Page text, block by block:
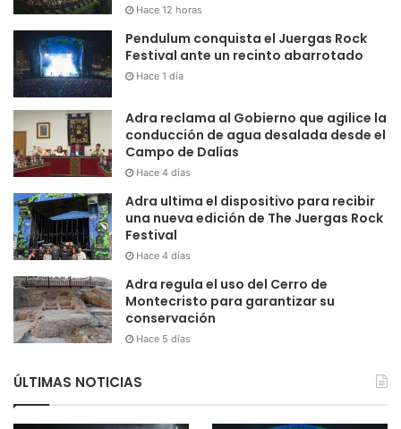
Hace 12 horas
Pendulum conquista el Juergas Rock
Festival ante un recinto abarrotado
Hace 1 día
Adra reclama al Gobierno que agilice la
conducción de agua desalada desde el
Campo de Dalías
Hace 4 días
Adra ultima el dispositivo para recibir
una nueva edición de The Juergas Rock
Festival
Hace 4 días
Adra regula el uso del Cerro de
Montecristo para garantizar su
conservación
Hace 5 días
ÚLTIMAS NOTICIAS